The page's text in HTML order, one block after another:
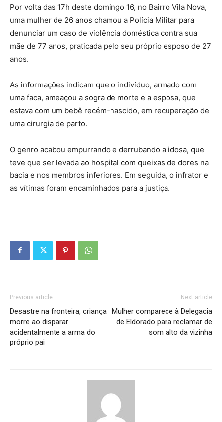
Por volta das 17h deste domingo 16, no Bairro Vila Nova,
uma mulher de 26 anos chamou a Polícia Militar para
denunciar um caso de violência doméstica contra sua
mãe de 77 anos, praticada pelo seu próprio esposo de 27
anos.
As informações indicam que o indivíduo, armado com
uma faca, ameaçou a sogra de morte e a esposa, que
estava com um bebê recém-nascido, em recuperação de
uma cirurgia de parto.
O genro acabou empurrando e derrubando a idosa, que
teve que ser levada ao hospital com queixas de dores na
bacia e nos membros inferiores. Em seguida, o infrator e
as vítimas foram encaminhados para a justiça.
Previous article
Desastre na fronteira, criança
morre ao disparar
acidentalmente a arma do
próprio pai
Next article
Mulher comparece à Delegacia
de Eldorado para reclamar de
som alto da vizinha